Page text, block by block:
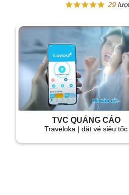
29
TVC QUẢNG CÁO
traveloka | đặt vé siêu tốc